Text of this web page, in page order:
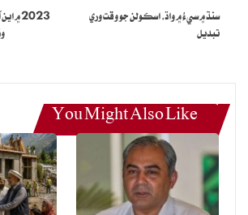
سنڌ ۾ سيءُ ۾ واڌ، اسڪولن جو وقت وري
تبديل
You Might Also Like